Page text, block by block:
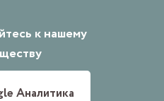
к нашему
Аналитика